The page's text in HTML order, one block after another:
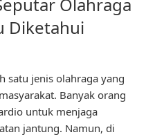
Olahraga
Diketahui
satu jenis olahraga yang
Banyak orang
untuk menjaga
jantung. Namun, di